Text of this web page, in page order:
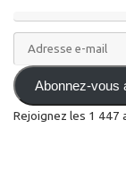
Adresse
e-
mail Abonnez-vous
Rejoignez les 1 447